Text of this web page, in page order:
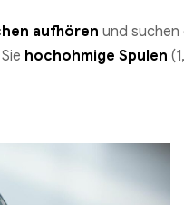
aufhören und suchen
hochohmige Spulen